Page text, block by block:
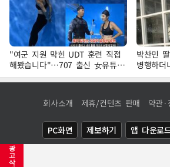
광
고
삭
"여군 지원 막힌 UDT 훈련 직접
해봤습니다"…707 출신 女유튜버
'완벽 소화'
박찬민
병행하
회사소개 제휴/컨텐츠 판매 약관·
PC화면 제보하기 앱 다운로